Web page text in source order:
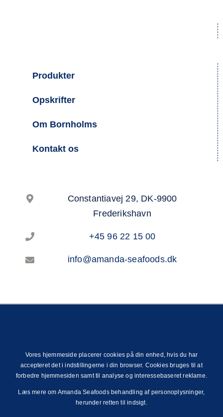
Produkter
Opskrifter
Om Bornholms
Kontakt os
Constantiavej 29, DK-9900
Frederikshavn
+45 96 22 15 00
info@amanda-seafoods.dk
Vores hjemmeside placerer cookies på din enhed, hvis du har
accepteret det i indstillingerne i din browser. Cookies bruges til at
forbedre hjemmesiden samt til analyse og interessebaseret reklame.
Læs mere om Amanda Seafoods behandling af personoplysninger,
herunder retten til indsigt.